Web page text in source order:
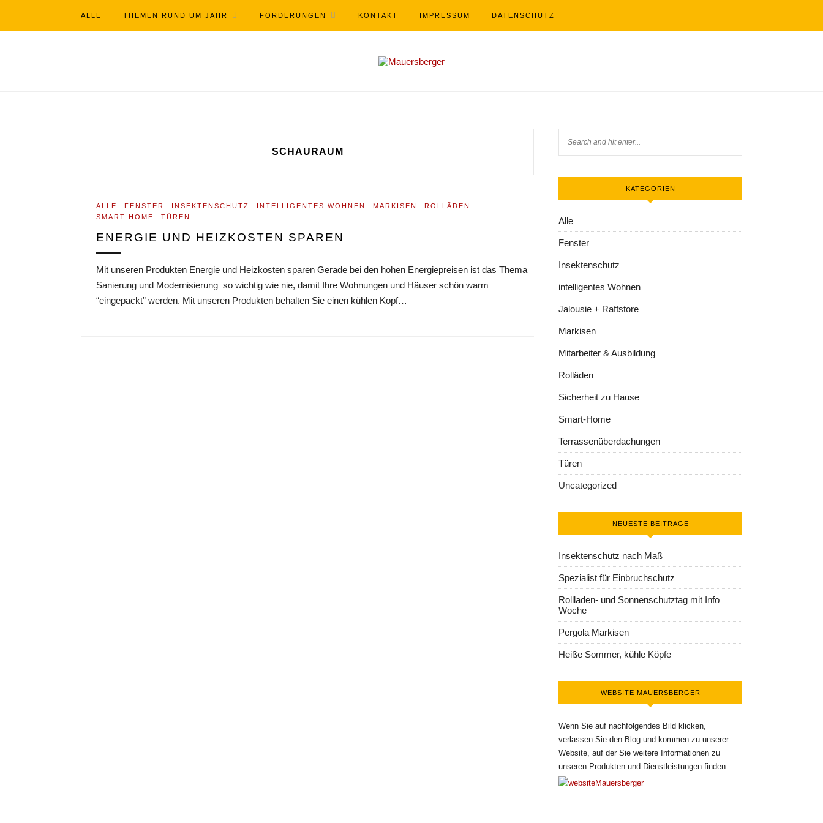
ALLE THEMEN RUND UM JAHR FÖRDERUNGEN KONTAKT IMPRESSUM DATENSCHUTZ
SCHAURAUM
ALLE FENSTER INSEKTENSCHUTZ INTELLIGENTES WOHNEN MARKISEN
ROLLÄDEN
SMART-HOME
TÜREN
ENERGIE UND HEIZKOSTEN SPAREN
Mit unseren Produkten Energie und Heizkosten sparen Gerade bei den hohen Energiepreisen ist das Thema
Sanierung und Modernisierung so wichtig wie nie, damit Ihre Wohnungen und Häuser schön warm
“eingepackt” werden. Mit unseren Produkten behalten Sie einen kühlen Kopf…
KATEGORIEN
Alle
Fenster
Insektenschutz
intelligentes Wohnen
Jalousie + Raffstore
Markisen
Mitarbeiter & Ausbildung
Rolläden
Sicherheit zu Hause
Smart-Home
Terrassenüberdachungen
Türen
Uncategorized
NEUESTE BEITRÄGE
Insektenschutz nach Maß
Spezialist für Einbruchschutz
Rollladen- und Sonnenschutztag mit Info
Woche
Pergola Markisen
Heiße Sommer, kühle Köpfe
WEBSITE MAUERSBERGER
Wenn Sie auf nachfolgendes Bild klicken,
verlassen Sie den Blog und kommen zu unserer
Website, auf der Sie weitere Informationen zu
unseren Produkten und Dienstleistungen finden.